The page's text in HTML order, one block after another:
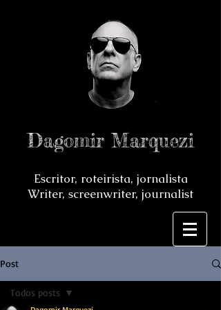
Dagomir Marquezi
Escritor, roteirista, jornalista
Writer, screenwriter, journalist
Post
Todos posts